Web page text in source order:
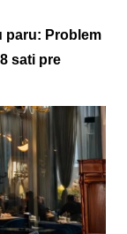
paru: Problem
sati pre